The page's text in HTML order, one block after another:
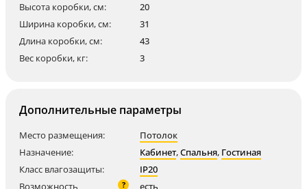
Высота коробки, см:
20
Ширина коробки, см:
31
Длина коробки, см:
43
Вес коробки, кг:
3
Дополнительные параметры
Место размещения:
Потолок
Назначение:
Кабинет,Спальня, Гостиная
Класс влагозащиты:
IP20
Возможность
? есть